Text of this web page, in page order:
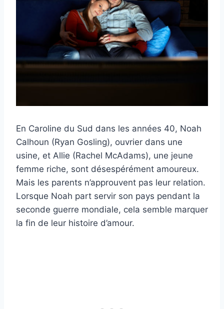
En Caroline du Sud dans les années 40, Noah
Calhoun (Ryan Gosling), ouvrier dans une
usine, et Allie (Rachel McAdams), une jeune
femme riche, sont désespérément amoureux.
Mais les parents n’approuvent pas leur relation.
Lorsque Noah part servir son pays pendant la
seconde guerre mondiale, cela semble marquer
la fin de leur histoire d’amour.